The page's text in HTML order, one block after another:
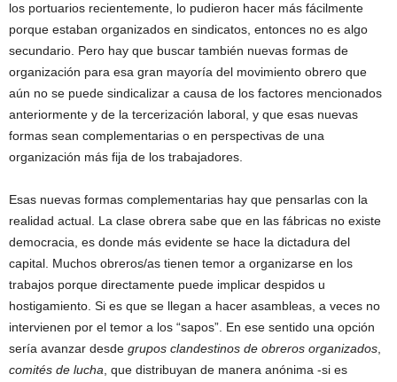
los portuarios recientemente, lo pudieron hacer más fácilmente
porque estaban organizados en sindicatos, entonces no es algo
secundario. Pero hay que buscar también nuevas formas de
organización para esa gran mayoría del movimiento obrero que
aún no se puede sindicalizar a causa de los factores mencionados
anteriormente y de la tercerización laboral, y que esas nuevas
formas sean complementarias o en perspectivas de una
organización más fija de los trabajadores.
Esas nuevas formas complementarias hay que pensarlas con la
realidad actual. La clase obrera sabe que en las fábricas no existe
democracia, es donde más evidente se hace la dictadura del
capital. Muchos obreros/as tienen temor a organizarse en los
trabajos porque directamente puede implicar despidos u
hostigamiento. Si es que se llegan a hacer asambleas, a veces no
intervienen por el temor a los “sapos”. En ese sentido una opción
sería avanzar desde grupos clandestinos de obreros organizados
comités de lucha , que distribuyan de manera anónima -si es